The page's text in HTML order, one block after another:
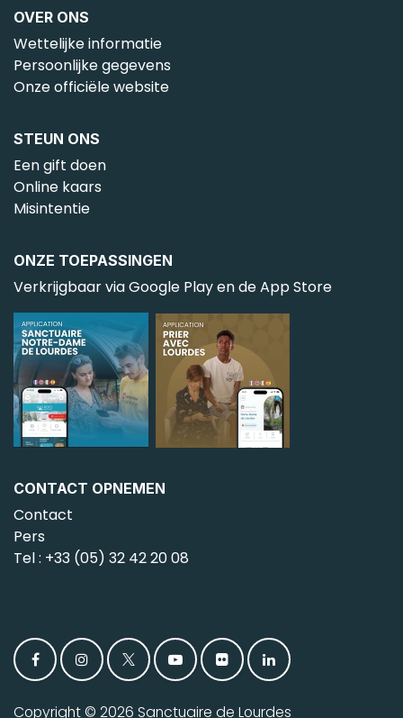
OVER ONS
Wettelijke informatie
Persoonlijke gegevens
Onze officiële website
STEUN ONS
Een gift doen
Online kaars
Misintentie
ONZE TOEPASSINGEN
Verkrijgbaar via Google Play en de App Store
CONTACT OPNEMEN
Contact
Pers
Tel : +33 (05) 32 42 20 08
Copyright © 2026 Sanctuaire de Lourdes